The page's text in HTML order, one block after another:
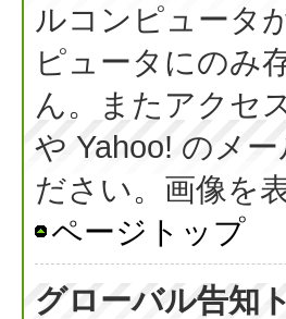
ルコンピュータ
ピュータにのみ
ん。またアクセ
や Yahoo! のメ
ださい。画像を
ページトップ
グローバル告知